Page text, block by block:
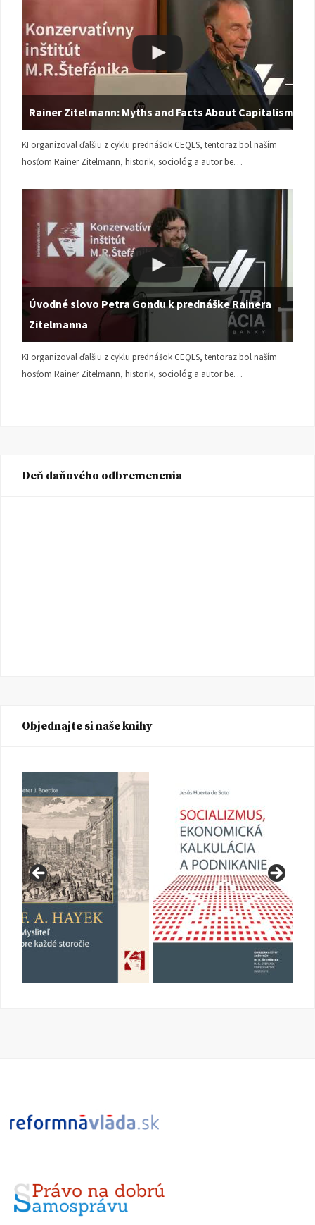
Rainer Zitelmann: Myths and Facts About Capitalism
KI organizoval ďalšiu z cyklu prednášok CEQLS, tentoraz bol naším
hosťom Rainer Zitelmann, historik, sociológ a autor be…
Úvodné slovo Petra Gondu k prednáške Rainera
Zitelmanna
KI organizoval ďalšiu z cyklu prednášok CEQLS, tentoraz bol naším
hosťom Rainer Zitelmann, historik, sociológ a autor be…
Deň daňového odbremenenia
Objednajte si naše knihy